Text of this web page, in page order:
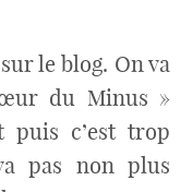
le blog. On va
du Minus »
puis c’est trop
pas non plus